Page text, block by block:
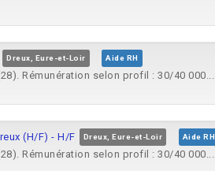
Dreux, Eure-et-Loir Aide RH
Rémunération selon profil : 30/40 000...
(H/F) - H/F Dreux, Eure-et-Loir Aide RH
Rémunération selon profil : 30/40 000...